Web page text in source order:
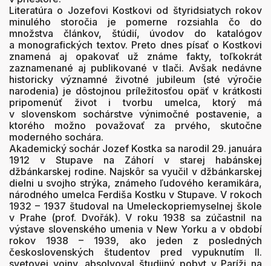
Literatúra o Jozefovi Kostkovi od štyridsiatych rokov
minulého storočia je pomerne rozsiahla čo do
množstva článkov, štúdií, úvodov do katalógov
a monografických textov. Preto dnes písať o Kostkovi
znamená aj opakovať už známe fakty, toľkokrát
zaznamenané aj publikované v tlači. Avšak nedávne
historicky významné životné jubileum (sté výročie
narodenia) je dôstojnou príležitosťou opäť v krátkosti
pripomenúť život i tvorbu umelca, ktorý má
v slovenskom sochárstve výnimočné postavenie, a
ktorého možno považovať za prvého, skutočne
moderného sochára.
Akademický sochár Jozef Kostka sa narodil 29. januára
1912 v Stupave na Záhorí v starej habánskej
džbánkarskej rodine. Najskôr sa vyučil v džbánkarskej
dielni u svojho strýka, známeho ľudového keramikára,
národného umelca Ferdiša Kostku v Stupave. V rokoch
1932 – 1937 študoval na Umeleckopriemyselnej škole
v Prahe (prof. Dvořák). V roku 1938 sa zúčastnil na
výstave slovenského umenia v New Yorku a v období
rokov 1938 – 1939, ako jeden z posledných
československých študentov pred vypuknutím II.
svetovej vojny, absolvoval študijný pobyt v Paríži na